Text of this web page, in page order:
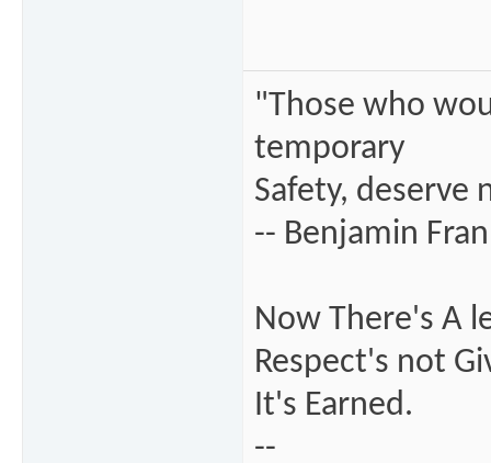
"Those who
temporary
Safety, deserve
-- Benjamin
Now There's A
Respect's not
It's Earned.
--